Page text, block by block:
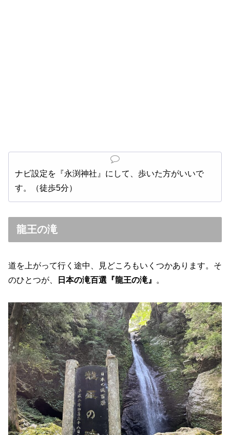
ナビ設定を『永渕神社』にして、歩いた方がいいで
す。（徒歩5分）
龍王の滝
道を上がって行く途中、見どころもいくつかあります。そ
のひとつが、
日本の滝百選『龍王の滝』 。